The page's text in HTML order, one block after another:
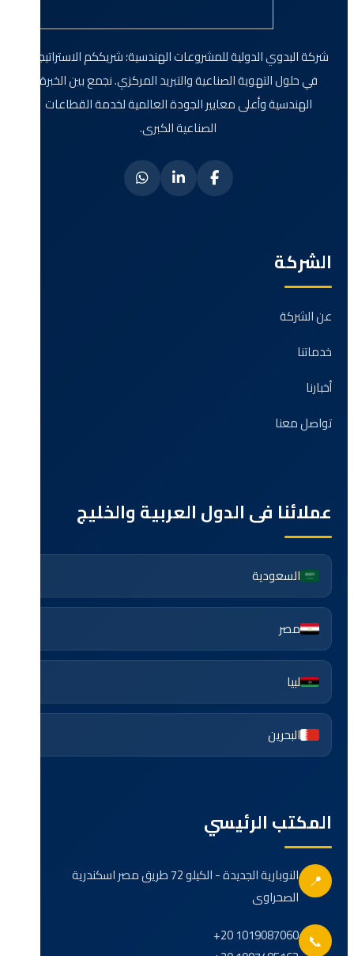
شركة البدوي الدولية للمشروعات الهندسية؛ شريككم الاستراتيجي
في حلول التهوية الصناعية والتبريد المركزي. نجمع بين الخبرة
الهندسية وأعلى معايير الجودة العالمية لخدمة القطاعات
الصناعية الكبرى.
الشركة
عن الشركة
خدماتنا
أخبارنا
تواصل معنا
عملائنا فى الدول العربية والخليج
السعودية
مصر
لبيا
البحرين
المكتب الرئيسي
📍
النوبارية الجديدة - الكيلو 72 طريق مصر اسكندرية
الصحراوى
📞
+20 1019087060